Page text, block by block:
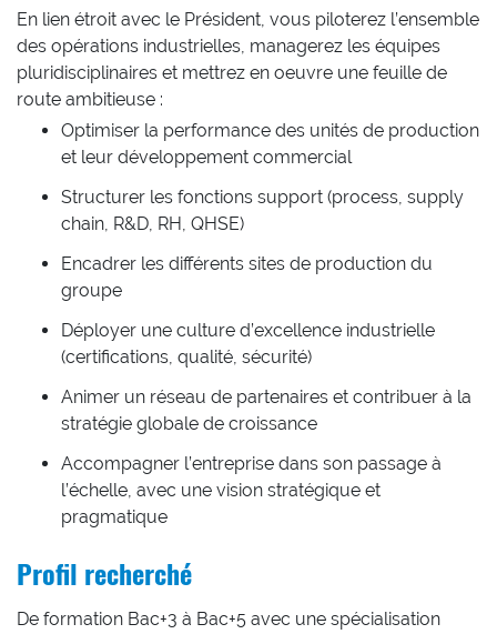
En lien étroit avec le Président, vous piloterez l’ensemble
des opérations industrielles, managerez les équipes
pluridisciplinaires et mettrez en oeuvre une feuille de
route ambitieuse :
Optimiser la performance des unités de production
et leur développement commercial
Structurer les fonctions support (process, supply
chain, R&D, RH, QHSE)
Encadrer les différents sites de production du
groupe
Déployer une culture d’excellence industrielle
(certifications, qualité, sécurité)
Animer un réseau de partenaires et contribuer à la
stratégie globale de croissance
Accompagner l’entreprise dans son passage à
l’échelle, avec une vision stratégique et
pragmatique
Profil recherché
De formation Bac+3 à Bac+5 avec une spécialisation